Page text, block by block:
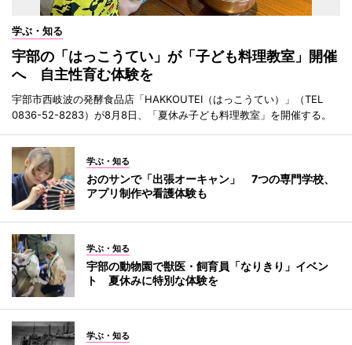
学ぶ・知る
宇部の「はっこうてい」が「子ども料理教室」開催
へ 自主性育む体験を
宇部市西岐波の発酵食品店「HAKKOUTEI（はっこうてい）」（TEL
0836-52-8283）が8月8日、「夏休み子ども料理教室」を開催する。
学ぶ・知る
おのサンで「出張オーキャン」 7つの専門学校、
アプリ制作や看護体験も
学ぶ・知る
宇部の動物園で獣医・飼育員「なりきり」イベン
ト 夏休みに特別な体験を
学ぶ・知る